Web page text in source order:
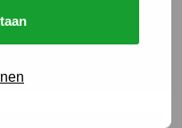
een ...